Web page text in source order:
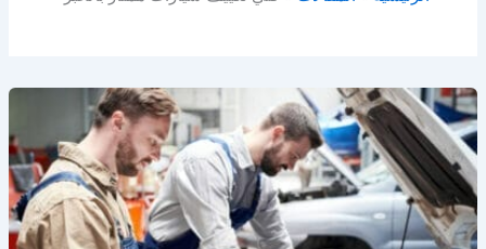
كهربائي
سيارات
في
الخبر
–
الدمام